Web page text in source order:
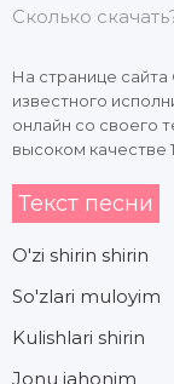
Сколько
На странице
известного
онлайн со своего
высоком качестве
Текст песни
O'zi shirin shirin
So'zlari muloyim
Kulishlari shirin
Jonu jahonim